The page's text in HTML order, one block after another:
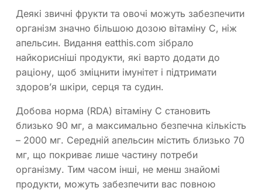
Деякі звичні фрукти та овочі можуть забезпечити
організм значно більшою дозою вітаміну С, ніж
апельсин. Видання eatthis.com зібрало
найкорисніші продукти, які варто додати до
раціону, щоб зміцнити імунітет і підтримати
здоров’я шкіри, серця та судин.
Добова норма (RDA) вітаміну С становить
близько 90 мг, а максимально безпечна кількість
– 2000 мг. Середній апельсин містить близько 70
мг, що покриває лише частину потреби
організму. Тим часом інші, не менш знайомі
продукти, можуть забезпечити вас повною